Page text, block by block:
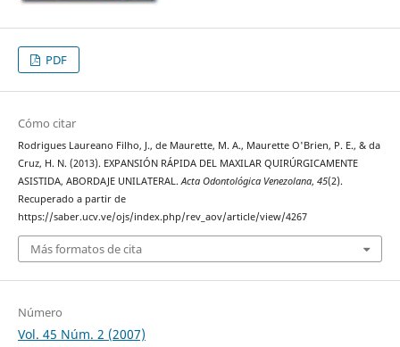
PDF
Cómo citar
Rodrigues Laureano Filho, J., de Maurette, M. A., Maurette O'Brien, P. E., & da
Cruz, H. N. (2013). EXPANSIÓN RÁPIDA DEL MAXILAR QUIRÚRGICAMENTE
ASISTIDA, ABORDAJE UNILATERAL.Acta Odontológica Venezolana, 45(2).
Recuperado a partir de
https://saber.ucv.ve/ojs/index.php/rev_aov/article/view/4267
Más formatos de cita
Número
Vol. 45 Núm. 2 (2007)